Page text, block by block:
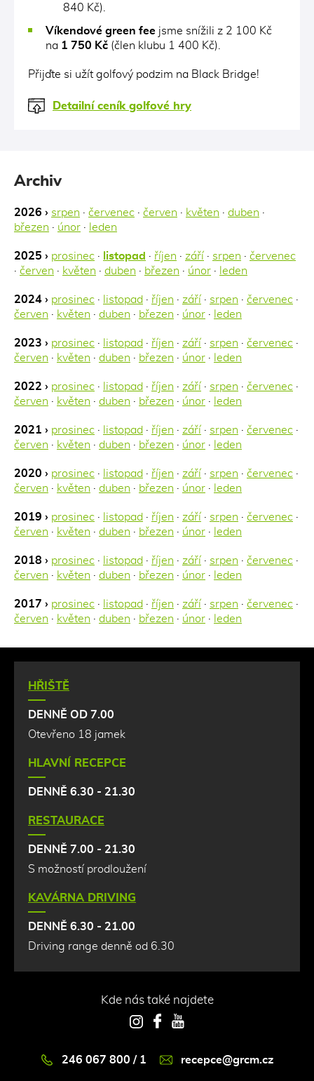
840 Kč).
Víkendové green fee jsme snížili z 2 100 Kč
na 1 750 Kč (člen klubu 1 400 Kč).
Přijďte si užít golfový podzim na Black Bridge!
Detailní ceník golfové hry
Archiv
2026 › srpen · červenec · červen · květen · duben ·
březen · únor · leden
2025 › prosinec · listopad · říjen · září · srpen · červenec
· červen · květen · duben · březen · únor · leden
2024 › prosinec · listopad · říjen · září · srpen · červenec ·
červen · květen · duben · březen · únor · leden
2023 › prosinec · listopad · říjen · září · srpen · červenec ·
červen · květen · duben · březen · únor · leden
2022 › prosinec · listopad · říjen · září · srpen · červenec ·
červen · květen · duben · březen · únor · leden
2021 › prosinec · listopad · říjen · září · srpen · červenec ·
červen · květen · duben · březen · únor · leden
2020 › prosinec · listopad · říjen · září · srpen · červenec ·
červen · květen · duben · březen · únor · leden
2019 › prosinec · listopad · říjen · září · srpen · červenec ·
červen · květen · duben · březen · únor · leden
2018 › prosinec · listopad · říjen · září · srpen · červenec ·
červen · květen · duben · březen · únor · leden
2017 › prosinec · listopad · říjen · září · srpen · červenec ·
červen · květen · duben · březen · únor · leden
Kde nás také najdete
Instagram
Facebook
246 067 800 / 1 recepce@grcm.cz
HŘIŠTĚ
DENNĚ OD 7.00
Otevřeno 18 jamek
HLAVNÍ RECEPCE
DENNĚ 6.30 - 21.30
RESTAURACE
DENNĚ 7.00 - 21.30
S možností prodloužení
KAVÁRNA DRIVING
DENNĚ 6.30 - 21.00
Driving range denně od 6.30